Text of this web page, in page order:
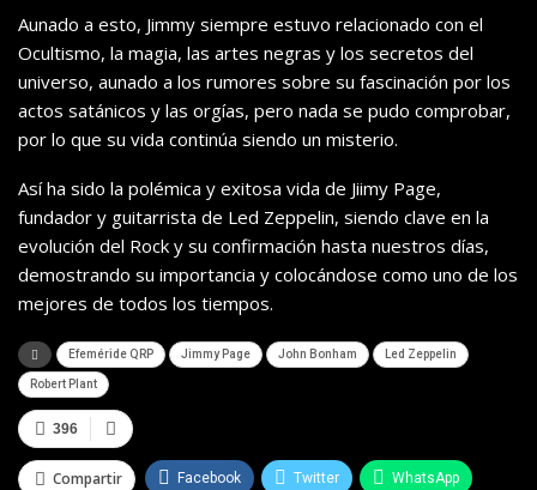
Aunado a esto, Jimmy siempre estuvo relacionado con el
Ocultismo, la magia, las artes negras y los secretos del
universo, aunado a los rumores sobre su fascinación por los
actos satánicos y las orgías, pero nada se pudo comprobar,
por lo que su vida continúa siendo un misterio.
Así ha sido la polémica y exitosa vida de Jiimy Page,
fundador y guitarrista de Led Zeppelin, siendo clave en la
evolución del Rock y su confirmación hasta nuestros días,
demostrando su importancia y colocándose como uno de los
mejores de todos los tiempos.
Efeméride QRP Jimmy Page John Bonham Led Zeppelin
Robert Plant
396
Compartir Facebook Twitter WhatsApp